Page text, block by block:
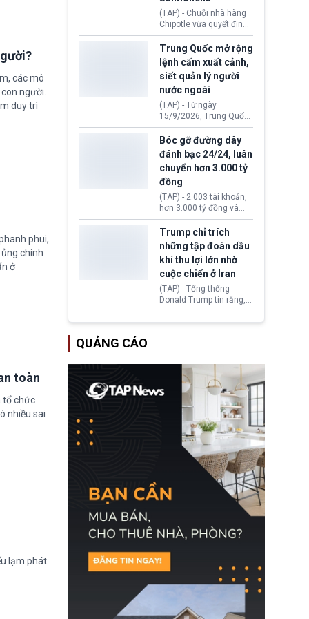
các mô
người.
duy trì
phui,
chính
ở
toàn
tổ chức
nhiều sai
lạm phát
thống Donald Trump tới
thăm địa điểm này.
(TAP) - Chuỗi nhà hàng
Chipotle vừa quyết định
loại bỏ tất cả ớt jalapeño
khỏi những cửa hàng
trên toàn lãnh thổ Hoa
Kỳ. Nguyên nhân do cơ
quan y tế nghi ngờ
nguyên liệu liên quan
đến ổ dịch Salmonella
khiến ít nhất 110 người
mắc bệnh tại bang
Minnesota.
Trung Quốc mở rộng
lệnh cấm xuất cảnh,
siết quản lý người
nước ngoài
(TAP) - Từ ngày
15/9/2026, Trung Quốc
áp dụng quy định mới về
quản lý xuất nhập cảnh.
Một hành vi vi phạm giấy
tờ, xuất nhập cảnh trái
phép hay liên quan kiểm
soát công nghệ có thể
khiến công dân Trung
Quốc đối mặt lệnh cấm
xuất cảnh kéo dài tới 3
năm. Trong khi đó, người
nước ngoài sử dụng giấy
tờ giả có nguy cơ bị từ
chối nhập cảnh hoặc
cấm vào Trung Quốc tới
5 năm.
Bóc gỡ đường dây
đánh bạc 24/24, luân
chuyển hơn 3.000 tỷ
đồng
(TAP) - 2.003 tài khoản,
hơn 3.000 tỷ đồng và
một đường dây đánh
bạc xuyên quốc gia vận
hành 24/24 giờ vừa bị
Công an TP. Hải Phòng
(Việt Nam) bóc gỡ.
Trump chỉ trích
những tập đoàn dầu
khí thu lợi lớn nhờ
cuộc chiến ở Iran
(TAP) - Tổng thống
Donald Trump tin rằng, 2
ExxonMobil và Chevron
Kỳ xảy ra xung đột ở
Iran. Trên cơ sở đó, lãnh
đạo Nhà Trắng kêu gọi
các doanh nghiệp cần
giảm giá bán cho người
tiêu dùng.
QUẢNG CÁO